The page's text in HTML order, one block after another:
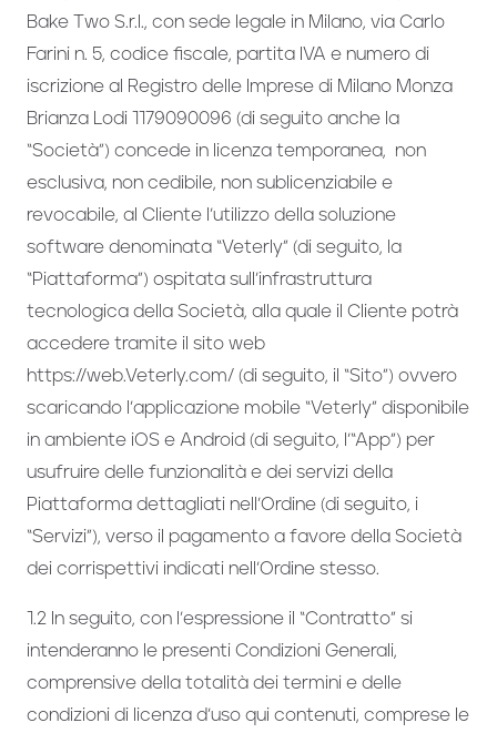
Bake Two S.r.l., con sede legale in Milano, via Carlo
Farini n. 5, codice fiscale, partita IVA e numero di
iscrizione al Registro delle Imprese di Milano Monza
Brianza Lodi 1179090096 (di seguito anche la
“Società”) concede in licenza temporanea, non
esclusiva, non cedibile, non sublicenziabile e
revocabile, al Cliente l’utilizzo della soluzione
software denominata “Veterly” (di seguito, la
“Piattaforma”) ospitata sull’infrastruttura
tecnologica della Società, alla quale il Cliente potrà
accedere tramite il sito web
https://web.Veterly.com/ (di seguito, il “Sito”) ovvero
scaricando l’applicazione mobile “Veterly” disponibile
in ambiente iOS e Android (di seguito, l’“App”) per
usufruire delle funzionalità e dei servizi della
Piattaforma dettagliati nell’Ordine (di seguito, i
“Servizi”), verso il pagamento a favore della Società
dei corrispettivi indicati nell’Ordine stesso.
1.2 In seguito, con l’espressione il “Contratto” si
intenderanno le presenti Condizioni Generali,
comprensive della totalità dei termini e delle
condizioni di licenza d’uso qui contenuti, comprese le